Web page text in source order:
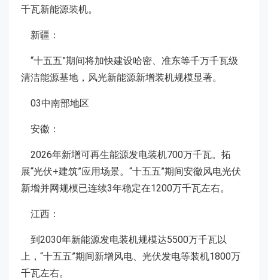
千瓦新能源装机。
新疆：
“十五五”期间将加快建设哈密、准东等千万千瓦级
清洁能源基地，风光新能源新增装机规模显著。
03中南部地区
安徽：
2026年新增可再生能源发电装机700万千瓦。拓
展“光伏+建筑”应用场景。“十五五”期间安徽风电光伏
新增并网规模已连续3年稳定在1200万千瓦左右。
江西：
到2030年新能源发电装机规模达5500万千瓦以
上，“十五五”期间新增风电、光伏发电等装机1800万
千瓦左右。